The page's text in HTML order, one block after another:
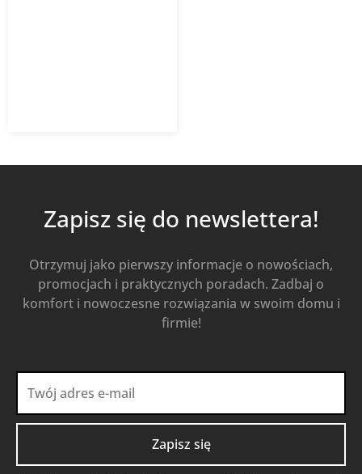
Zapisz się do newslettera!
Otrzymuj jako pierwszy informacje o nowościach,
promocjach i praktycznych poradach. Zadbaj o
komfort i nowoczesne rozwiązania w swoim domu i
firmie!